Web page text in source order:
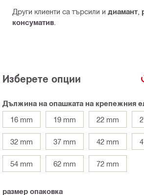
Други клиенти са търсили и диамант
консуматив
Изберете опции
Дължина на опашката на крепежния
16 mm
19 mm 22 mm
32 mm 37 mm 42 mm
54 mm 62 mm 72 mm
размер опаковка